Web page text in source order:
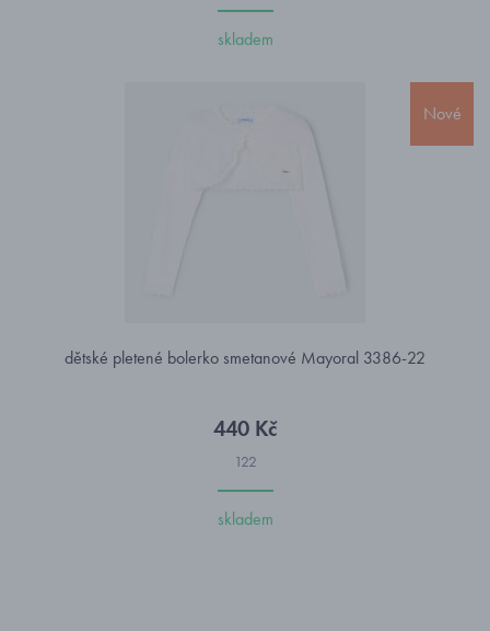
skladem
Nové
dětské pletené bolerko smetanové Mayoral 3386-22
440 Kč
122
skladem